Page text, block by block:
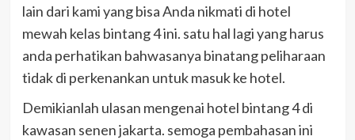
lain dari kami yang bisa Anda nikmati di hotel
mewah kelas bintang 4 ini. satu hal lagi yang harus
anda perhatikan bahwasanya binatang peliharaan
tidak di perkenankan untuk masuk ke hotel.
Demikianlah ulasan mengenai hotel bintang 4 di
kawasan senen jakarta. semoga pembahasan ini